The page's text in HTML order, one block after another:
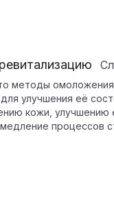
методы
улучшения её
кожи, улучшению
процессов